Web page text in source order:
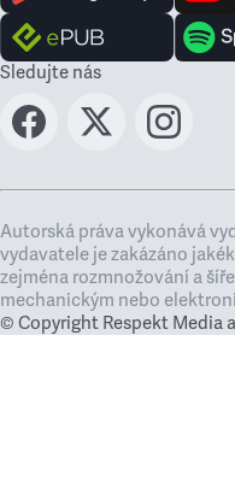
Sledujte nás
Autorská práva vykonává
vydavatele je zakázáno
zejména rozmnožování a
mechanickým nebo
© Copyright Respekt Media